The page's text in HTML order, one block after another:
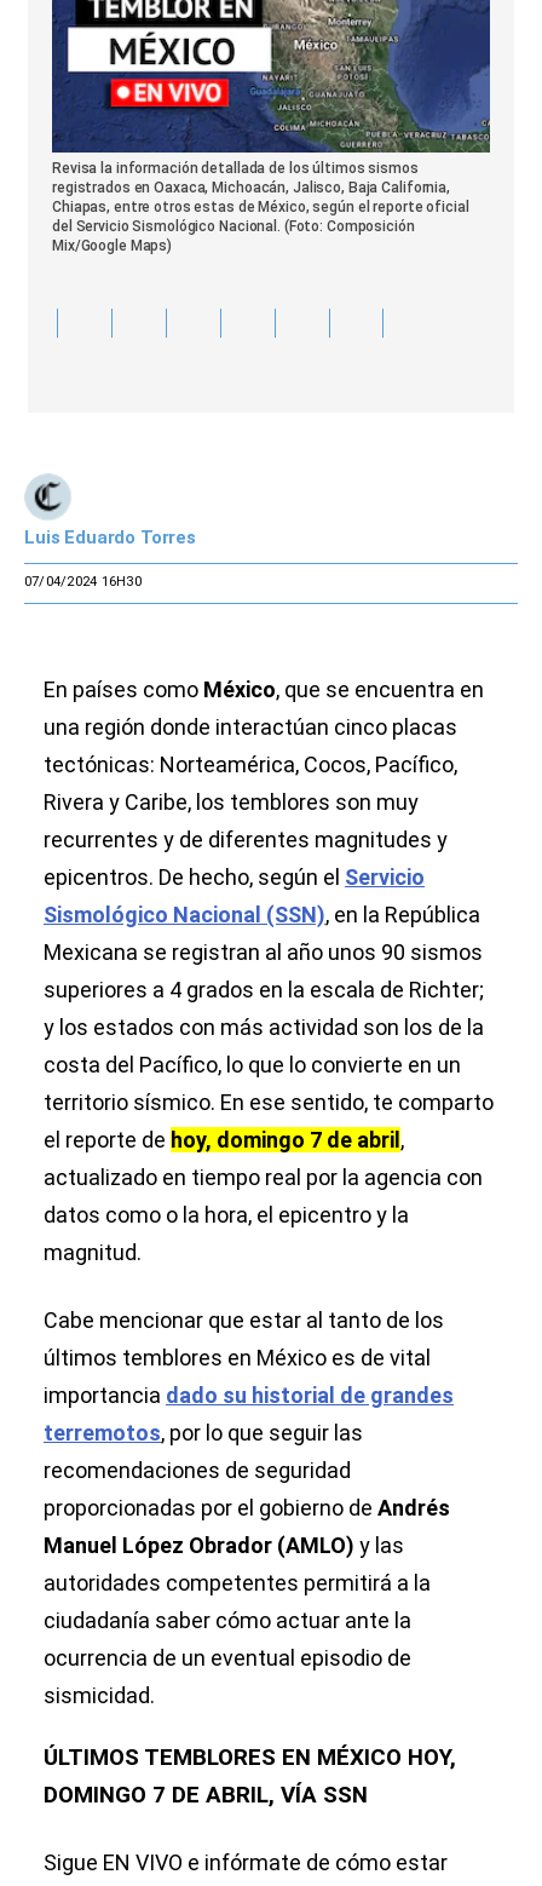
Revisa la información detallada de los últimos sismos
registrados en Oaxaca, Michoacán, Jalisco, Baja California,
Chiapas, entre otros estas de México, según el reporte oficial
del Servicio Sismológico Nacional. (Foto: Composición
Mix/Google Maps)
Luis Eduardo Torres
07/04/2024 16H30
En países como México, que se encuentra en
una región donde interactúan cinco placas
tectónicas: Norteamérica, Cocos, Pacífico,
Rivera y Caribe, los temblores son muy
recurrentes y de diferentes magnitudes y
epicentros. De hecho, según el Servicio
Sismológico Nacional (SSN), en la República
Mexicana se registran al año unos 90 sismos
superiores a 4 grados en la escala de Richter;
y los estados con más actividad son los de la
costa del Pacífico, lo que lo convierte en un
territorio sísmico. En ese sentido, te comparto
el reporte de hoy, domingo 7 de abril ,
actualizado en tiempo real por la agencia con
datos como o la hora, el epicentro y la
magnitud.
Cabe mencionar que estar al tanto de los
últimos temblores en México es de vital
importancia dado su historial de grandes
terremotos, por lo que seguir las
recomendaciones de seguridad
proporcionadas por el gobierno de Andrés
Manuel López Obrador (AMLO) y las
autoridades competentes permitirá a la
ciudadanía saber cómo actuar ante la
ocurrencia de un eventual episodio de
sismicidad.
ÚLTIMOS TEMBLORES EN MÉXICO HOY,
DOMINGO 7 DE ABRIL, VÍA SSN
Sigue EN VIVO e infórmate de cómo estar